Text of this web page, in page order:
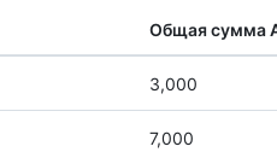
Общая сумма
3,000
7,000